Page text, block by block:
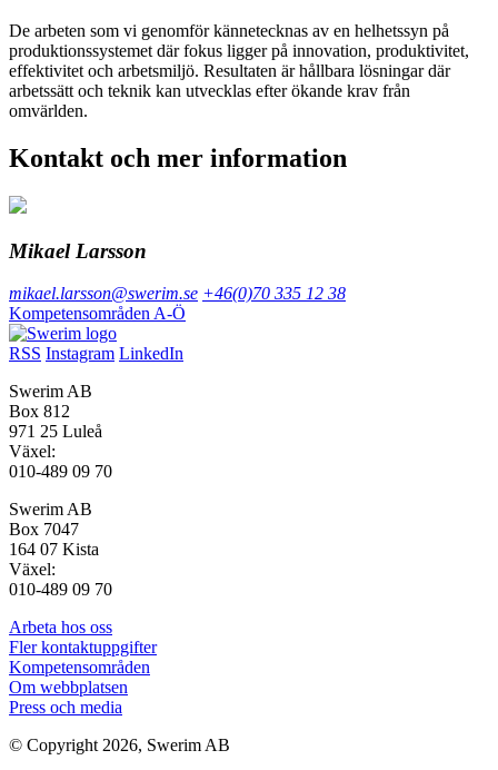
De arbeten som vi genomför kännetecknas av en helhetssyn på
produktionssystemet där fokus ligger på innovation, produktivitet,
effektivitet och arbetsmiljö. Resultaten är hållbara lösningar där
arbetssätt och teknik kan utvecklas efter ökande krav från
omvärlden.
Kontakt och mer information
Mikael Larsson
mikael.larsson@swerim.se +46(0)70 335 12 38
Kompetensområden A-Ö
RSS Instagram LinkedIn
Swerim AB
Box 812
971 25 Luleå
Växel:
010-489 09 70
Swerim AB
Box 7047
164 07 Kista
Växel:
010-489 09 70
Arbeta hos oss
Fler kontaktuppgifter
Kompetensområden
Om webbplatsen
Press och media
© Copyright 2026, Swerim AB